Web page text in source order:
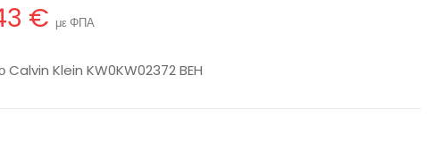
€ με ΦΠΑ
Calvin Klein KW0KW02372 BEH